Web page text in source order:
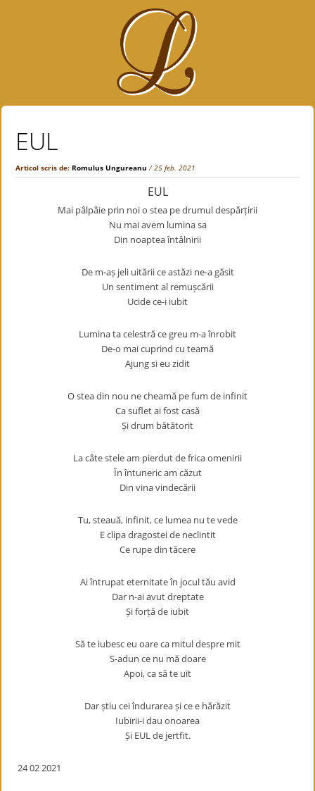
EUL
Articol scris de:Romulus Ungureanu / 25 feb. 2021
EUL
Mai pâlpâie prin noi o stea pe drumul despărțirii
Nu mai avem lumina sa
Din noaptea întâlnirii
De m-aș jeli uitării ce astăzi ne-a găsit
Un sentiment al remușcării
Ucide ce-i iubit
Lumina ta celestră ce greu m-a înrobit
De-o mai cuprind cu teamă
Ajung si eu zidit
O stea din nou ne cheamă pe fum de infinit
Ca suflet ai fost casă
Și drum bătătorit
La câte stele am pierdut de frica omenirii
În întuneric am căzut
Din vina vindecării
Tu, steauă, infinit, ce lumea nu te vede
E clipa dragostei de neclintit
Ce rupe din tăcere
Ai întrupat eternitate în jocul tău avid
Dar n-ai avut dreptate
Și forță de iubit
Să te iubesc eu oare ca mitul despre mit
S-adun ce nu mă doare
Apoi, ca să te uit
Dar știu cei îndurarea și ce e hărăzit
Iubirii-i dau onoarea
Și EUL de jertfit.
24 02 2021